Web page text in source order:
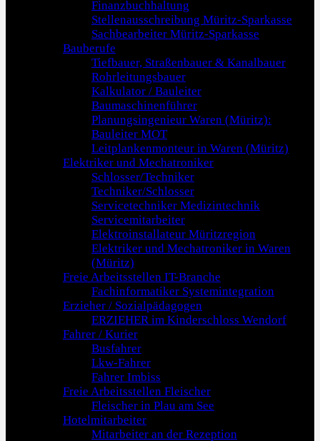
Finanzbuchhaltung
Stellenausschreibung Müritz-Sparkasse
Sachbearbeiter Müritz-Sparkasse
Bauberufe
Tiefbauer, Straßenbauer & Kanalbauer
Rohrleitungsbauer
Kalkulator / Bauleiter
Baumaschinenführer
Planungsingenieur Waren (Müritz):
Bauleiter MOT
Leitplankenmonteur in Waren (Müritz)
Elektriker und Mechatroniker
Schlosser/Techniker
Techniker/Schlosser
Servicetechniker Medizintechnik
Servicemitarbeiter
Elektroinstallateur Müritzregion
Elektriker und Mechatroniker in Waren
(Müritz)
Freie Arbeitsstellen IT-Branche
Fachinformatiker Systemintegration
Erzieher / Sozialpädagogen
ERZIEHER im Kinderschloss Wendorf
Fahrer / Kurier
Busfahrer
Lkw-Fahrer
Fahrer Imbiss
Freie Arbeitsstellen Fleischer
Fleischer in Plau am See
Hotelmitarbeiter
Mitarbeiter an der Rezeption